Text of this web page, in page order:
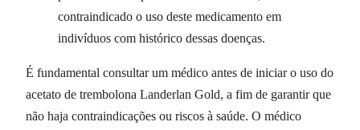
contraindicado o uso deste medicamento em
indivíduos com histórico dessas doenças.
É fundamental consultar um médico antes de iniciar o uso do
acetato de trembolona Landerlan Gold, a fim de garantir que
não haja contraindicações ou riscos à saúde. O médico